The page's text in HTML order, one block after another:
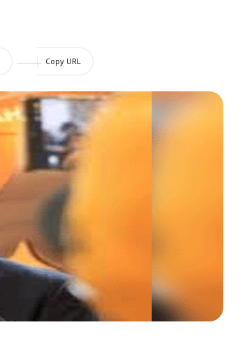
Copy URL